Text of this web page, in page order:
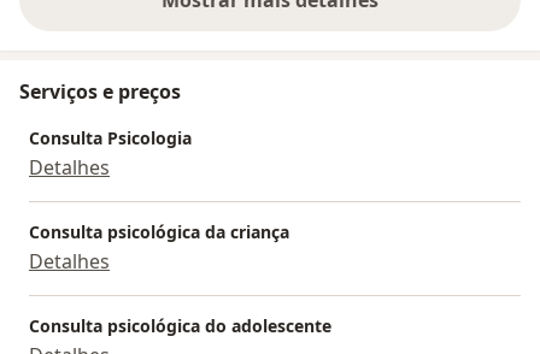
sobre a experiência
Serviços e preços
Consulta Psicologia
Detalhes
Consulta psicológica da criança
Detalhes
Consulta psicológica do adolescente